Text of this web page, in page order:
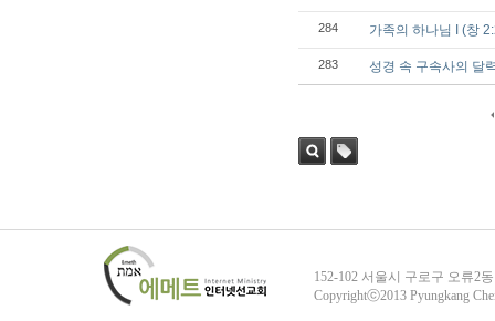
284 가족의 하나님 I (창
283 성경 속 구속사의 달
152-102 서울시 구로구 오류2
Copyrightⓒ2013 Pyungkang